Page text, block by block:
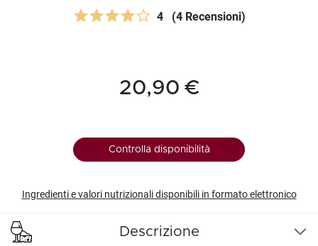
4 (4 Recensioni)
20,90 €
Controlla disponibilità
Ingredienti e valori nutrizionali disponibili in formato elettronico
Descrizione